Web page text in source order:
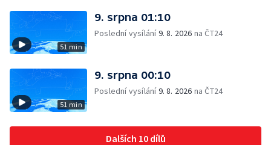
51 min
9. srpna 01:10
Poslední vysílání9. 8. 2026 na ČT24
51 min
9. srpna 00:10
Poslední vysílání9. 8. 2026 na ČT24
Dalších 10 dílů